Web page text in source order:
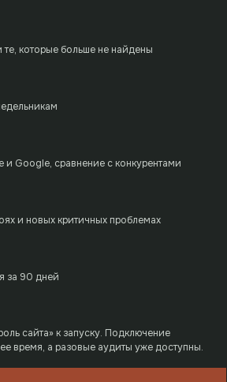
которые больше не найдены
и Google, сравнение с конкурентами
и новых критичных проблемах
за 90 дней
сайта» к запуску. Подключение
время, а разовые аудиты уже доступны.